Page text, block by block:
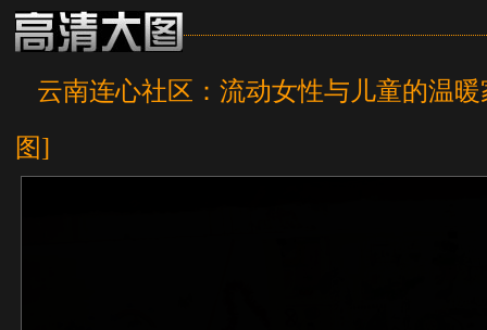
云南连心社区：流动女性与儿童的温
图]